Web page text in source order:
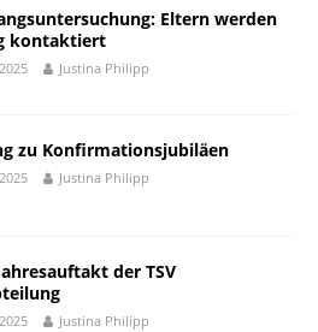
Eltern werden
kontaktiert
Justina Philipp
zu Konfirmationsjubiläen
Justina Philipp
der TSV
Justina Philipp